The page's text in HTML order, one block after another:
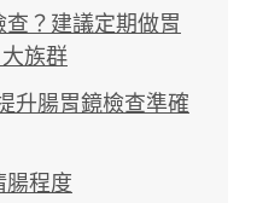
？建議定期做胃
族群
升腸胃鏡檢查準確
腸程度